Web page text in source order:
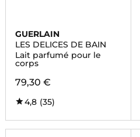
GUERLAIN
LES DELICES DE BAIN
Lait parfumé pour le
corps
79,30 €
4,8 (35)